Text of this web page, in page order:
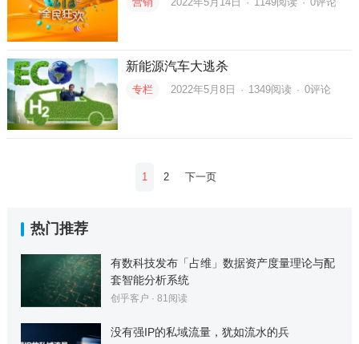
新能源汽车大逃杀
专栏 2022年5月8日 · 1349阅读 · 0评论
1 2 下一页
热门推荐
有数科技发布「占维」数据资产度量理论与配
套智能分析系统
创乎客户 · 81 阅读
没有强IP的私域流量，犹如流水的兵